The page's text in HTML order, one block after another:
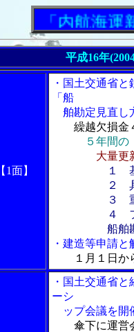
「内航海運新
平成16年
【1面】
・国土交通省
「船
舶勘定見直し
繰越欠損金
５年間
大量更
１
２ 具体
３ 重点集
４ フォ
船舶勘定に
・建造等申請
１月１日
・国土交通省
ーシ
ップ会議を開
傘下に運営